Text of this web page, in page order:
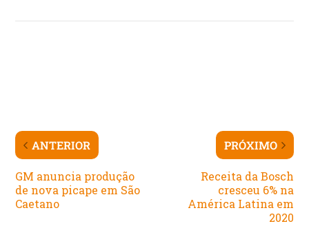
ANTERIOR
GM anuncia produção
de nova picape em São
Caetano
PRÓXIMO
Receita da Bosch
cresceu 6% na
América Latina em
2020